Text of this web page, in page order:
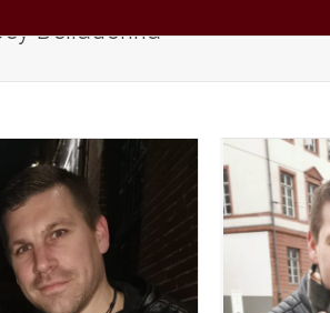
Belladonna